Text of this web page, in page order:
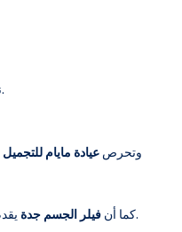
نتائج سريعة مقارنة بالإجراءات الجراحية.
وتحرص عيادة مايام للتجميل
كما أن فيلر الجسم جدة يقدم نفس الفوائد مع نتائج طبيعية ومتناسقة.